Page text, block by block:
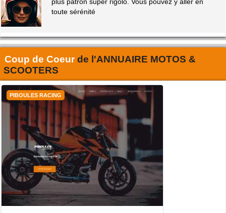
toute sérénité
Coup de Coeurde l'ANNUAIRE MOTOS &
SCOOTERS
PIBOULES RACING